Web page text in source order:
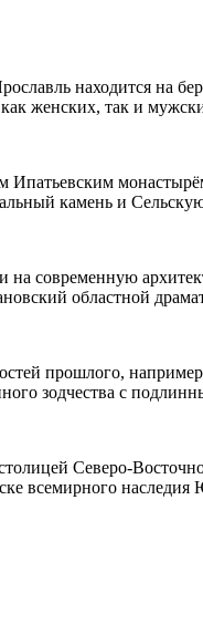
находится на
женских, так и
камень и
современную
областной
прошлого,
зодчества с
Северо-
всемирного